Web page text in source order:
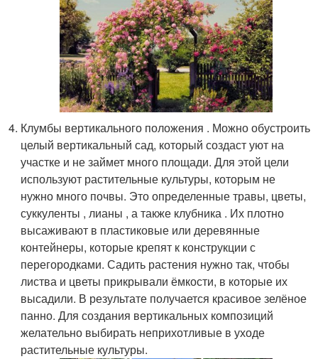
Клумбы вертикального положения . Можно обустроить
целый вертикальный сад, который создаст уют на
участке и не займет много площади. Для этой цели
используют растительные культуры, которым не
нужно много почвы. Это определенные травы, цветы,
суккуленты , лианы , а также клубника . Их плотно
высаживают в пластиковые или деревянные
контейнеры, которые крепят к конструкции с
перегородками. Садить растения нужно так, чтобы
листва и цветы прикрывали ёмкости, в которые их
высадили. В результате получается красивое зелёное
панно. Для создания вертикальных композиций
желательно выбирать неприхотливые в уходе
растительные культуры.